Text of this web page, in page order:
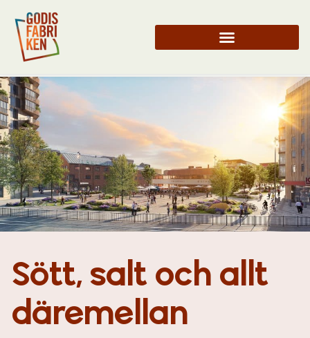
Sött, salt och allt
däremellan